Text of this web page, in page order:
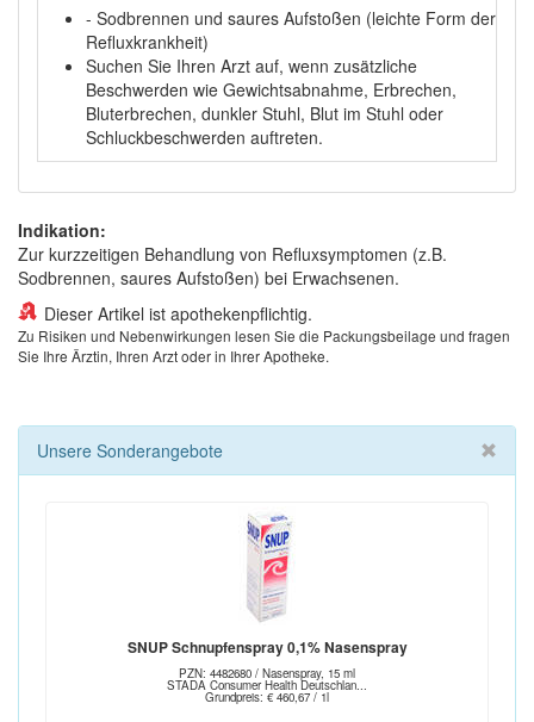
- Sodbrennen und saures Aufstoßen (leichte Form der
Refluxkrankheit)
Suchen Sie Ihren Arzt auf, wenn zusätzliche
Beschwerden wie Gewichtsabnahme, Erbrechen,
Bluterbrechen, dunkler Stuhl, Blut im Stuhl oder
Schluckbeschwerden auftreten.
Indikation:
Zur kurzzeitigen Behandlung von Refluxsymptomen (z.B.
Sodbrennen, saures Aufstoßen) bei Erwachsenen.
Dieser Artikel ist apothekenpflichtig.
Zu Risiken und Nebenwirkungen lesen Sie die Packungsbeilage und fragen
Sie Ihre Ärztin, Ihren Arzt oder in Ihrer Apotheke.
Unsere Sonderangebote
SNUP Schnupfenspray 0,1% Nasenspray
PZN: 4482680 / Nasenspray, 15 ml
STADA Consumer Health Deutschlan...
Grundpreis: € 460,67 / 1l